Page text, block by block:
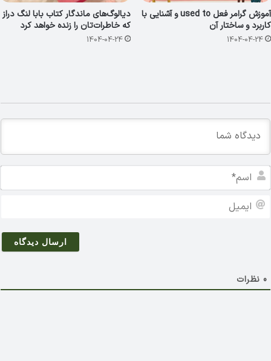
آموزش گرامر فعل used to و آشنایی با
کاربرد و ساختار آن
1404-04-24
دیالوگ‌های ماندگار کتاب بابا لنگ دراز
که خاطرات‌تان را زنده خواهد کرد
1404-04-24
0 نظرات